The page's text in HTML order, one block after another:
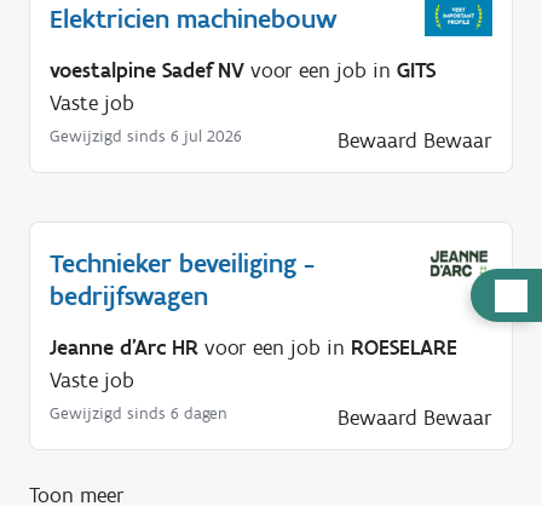
u
n
o
Elektricien machinebouw
voestalpine Sadef NV voor een job in GITS
Vaste job
Gewijzigd sinds 6 jul 2026 Bewaard Bewaar
Technieker beveiliging -
bedrijfswagen
Jeanne d'Arc HR voor een job in ROESELARE
Vaste job
Gewijzigd sinds 6 dagen Bewaard Bewaar
Toon meer